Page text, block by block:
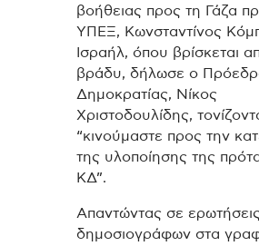
βοήθειας προς τη Γάζα
ΥΠΕΞ, Κωνσταντίνος
Ισραήλ, όπου βρίσκεται
βράδυ, δήλωσε ο
Δημοκρατίας, Νίκος
Χριστοδουλίδης,
“κινούμαστε προς την
της υλοποίησης της
ΚΔ”.
Απαντώντας σε ερωτήσεις
δημοσιογράφων στα